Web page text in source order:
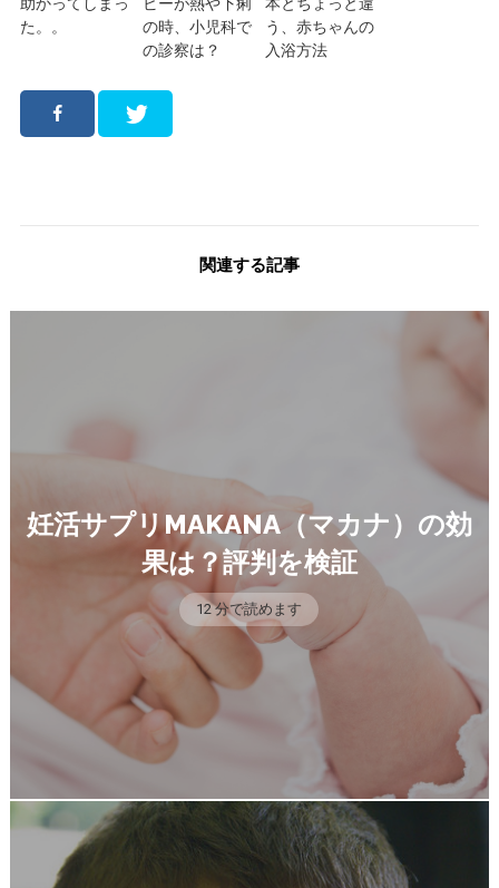
た。。
の時、小児科で
の診察は？
う、赤ちゃんの
入浴方法
関連する記事
妊活サプリMAKANA（マカナ）の効
果は？評判を検証
12 分で読めます